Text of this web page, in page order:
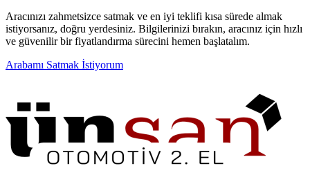
Aracınızı zahmetsizce satmak ve en iyi teklifi kısa sürede almak
istiyorsanız, doğru yerdesiniz. Bilgilerinizi bırakın, aracınız için hızlı
ve güvenilir bir fiyatlandırma sürecini hemen başlatalım.
Arabamı Satmak İstiyorum